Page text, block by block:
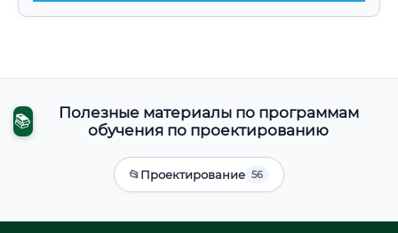
📚
Полезные материалы по программам
обучения по проектированию
📂Проектирование 56